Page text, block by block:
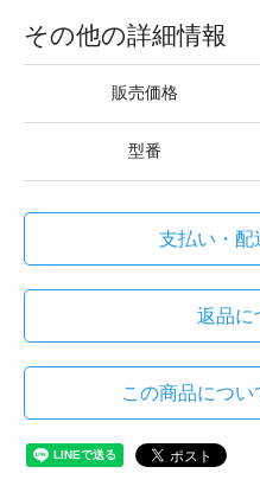
その他の詳細情報
販売価格
型番
支払い・配
返品に
この商品につ